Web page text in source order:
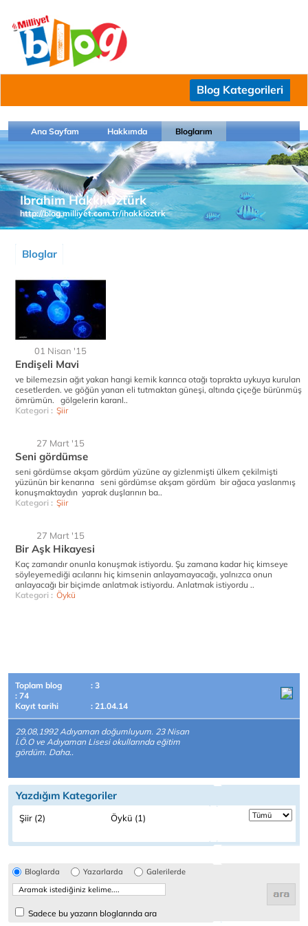
Blog Kategorileri
Ana Sayfam Hakkımda Bloglarım
Ibrahim Hakki Öztürk
http://blog.milliyet.com.tr/ihakkioztrk
Bloglar
01 Nisan '15
Endişeli Mavi
ve bilemezsin ağıt yakan hangi kemik karınca otağı toprakta uykuya kurulan
cesetlerden. ve göğün yanan eli tutmaktan güneşi, altında çiçeğe bürünmüş
ömrümün. gölgelerin karanl..
Kategori : Şiir
27 Mart '15
Seni gördümse
seni gördümse akşam gördüm yüzüne ay gizlenmişti ülkem çekilmişti
yüzünün bir kenarına seni gördümse akşam gördüm bir ağaca yaslanmış
konuşmaktaydın yaprak duşlarının ba..
Kategori : Şiir
27 Mart '15
Bir Aşk Hikayesi
Kaç zamandır onunla konuşmak istiyordu. Şu zamana kadar hiç kimseye
söyleyemediği acılarını hiç kimsenin anlayamayacağı, yalnızca onun
anlayacağı bir biçimde anlatmak istiyordu. Anlatmak istiyordu ..
Kategori : Öykü
Toplam blog
: 3
: 74
Kayıt tarihi
: 21.04.14
29,08,1992 Adıyaman doğumluyum. 23 Nisan
İ.Ö.O ve Adıyaman Lisesi okullarında eğitim
gördüm. Daha..
Yazdığım Kategoriler
Şiir (2) Öykü (1)
Bloglarda Yazarlarda Galerilerde
Sadece bu yazarın bloglarında ara